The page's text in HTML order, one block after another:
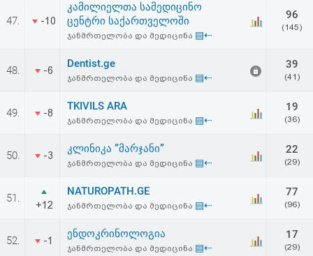
სალიცენზიო
შეთანხმება
უარყოფა
47. -10
კამილიელთა სამედიცინო
ცენტრი საქართველოში
ჯანმრთელობა და მედიცინა ▤⇠
96
(145)
48. -6
Dentist.ge
ჯანმრთელობა და მედიცინა ▤⇠
39
(41)
49. -8
TKIVILS ARA
ჯანმრთელობა და მედიცინა ▤⇠
19
(36)
50. -3
კლინიკა ”მარჯანი”
ჯანმრთელობა და მედიცინა ▤⇠
22
(29)
51.
+12
NATUROPATH.GE
ჯანმრთელობა და მედიცინა ▤⇠
77
(96)
52. -1
ენდოკრინოლოგია
ჯანმრთელობა და მედიცინა ▤⇠
17
(29)